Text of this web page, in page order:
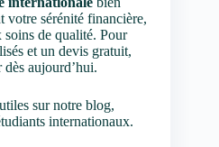
votre sérénité financière,
soins de qualité. Pour
et un devis gratuit,
dès aujourd’hui.
sur notre blog,
internationaux.